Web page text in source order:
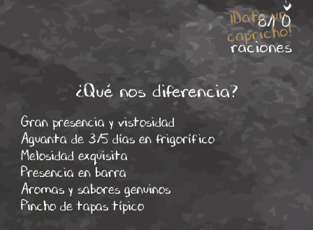
8/1 0
raciones
¡Date un
capricho!
¿Qué nos diferencia?
Gran presencia y vistosidad
Aguanta de 3/5 días en frigorífico
Melosidad exquisita
Presencia en barra
Aromas y sabores genuinos
Pincho de tapas típico